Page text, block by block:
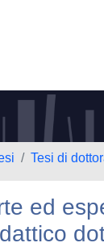
Tesi di
ed